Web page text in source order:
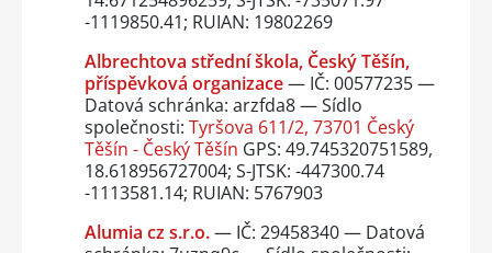
-1119850.41; RUIAN: 19802269
Albrechtova střední škola, Český Těšín,
příspěvková organizace— IČ: 00577235 —
Datová schránka: arzfda8 — Sídlo
společnosti: Tyršova 611/2, 73701 Český
Těšín - Český Těšín GPS: 49.745320751589,
18.618956727004; S-JTSK: -447300.74
-1113581.14; RUIAN: 5767903
Alumia cz s.r.o.— IČ: 29458340 — Datová